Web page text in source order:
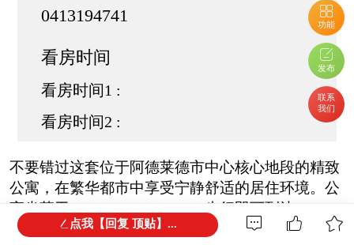
功能
发布
联系
我们
0413194741
看房时间
看房时间1 :
看房时间2 :
不要错过这套位于阿德莱德市中心核心地段的精致
公寓，在繁华都市中享受宁静舒适的居住环境。公
寓坐落于King William Street，步行即可到达Rundle
Mall购物中心，周边餐厅、咖啡馆和商店林立。无
点我【回复 顶贴】...